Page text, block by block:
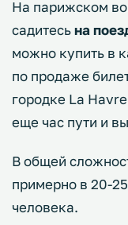
На парижском
садитесьна
можно купить в
по продаже
городке La
еще час пути и
В общей
примерно в 20-
человека.